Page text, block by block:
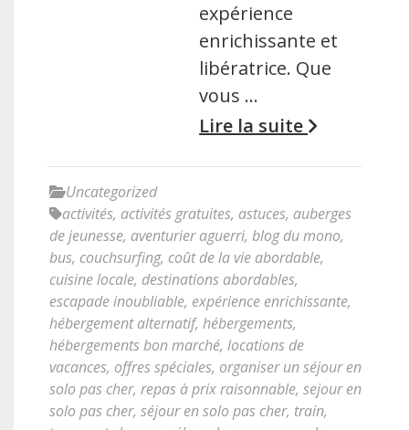
expérience
enrichissante et
libératrice. Que
vous …
Lire la suite
Uncategorized
activités, activités gratuites, astuces, auberges
de jeunesse, aventurier aguerri, blog du mono,
bus, couchsurfing, coût de la vie abordable,
cuisine locale, destinations abordables,
escapade inoubliable, expérience enrichissante,
hébergement alternatif, hébergements,
hébergements bon marché, locations de
vacances, offres spéciales, organiser un séjour en
solo pas cher, repas à prix raisonnable, sejour en
solo pas cher, séjour en solo pas cher, train,